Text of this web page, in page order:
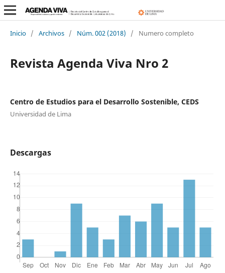
Inicio / Archivos / Núm. 002 (2018) / Numero completo
Revista Agenda Viva Nro 2
Centro de Estudios para el Desarrollo Sostenible, CEDS
Universidad de Lima
Descargas